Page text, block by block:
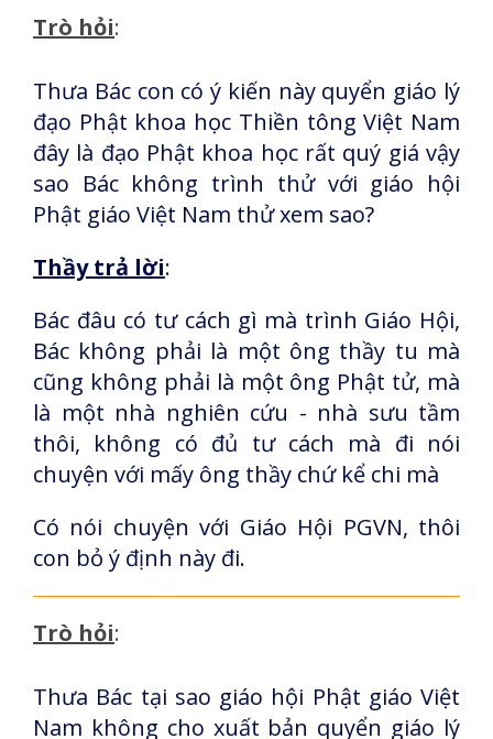
Trò hỏi:
Thưa Bác con có ý kiến này quyển giáo lý
đạo Phật khoa học Thiền tông Việt Nam
đây là đạo Phật khoa học rất quý giá vậy
sao Bác không trình thử với giáo hội
Phật giáo Việt Nam thử xem sao?
Thầy trả lời:
Bác đâu có tư cách gì mà trình Giáo Hội,
Bác không phải là một ông thầy tu mà
cũng không phải là một ông Phật tử, mà
là một nhà nghiên cứu - nhà sưu tầm
thôi, không có đủ tư cách mà đi nói
chuyện với mấy ông thầy chứ kể chi mà
Có nói chuyện với Giáo Hội PGVN, thôi
con bỏ ý định này đi.
Trò hỏi:
Thưa Bác tại sao giáo hội Phật giáo Việt
Nam không cho xuất bản quyển giáo lý